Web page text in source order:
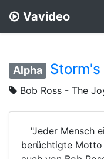
Vavideo
Alpha Storm's
Bob Ross - The
"Jeder Mensch
berüchtigte